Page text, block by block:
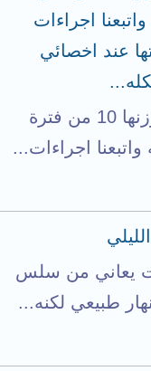
اجراءات
عند اخصائي
بنتي عمرها سنتين ونصف وزنها 10 من فترة
اجراءات...
من العمر 6 سنوات يعاني من سلس
طبيعي لكنه...